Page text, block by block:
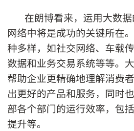
在朗博看来，运用大数
网络中将是成功的关键所在
种多样，如社交网络、车载
数据和业务交易系统等等。
帮助企业更精确地理解消费
出更好的产品和服务，同时
部各个部门的运行效率，包
提升等。